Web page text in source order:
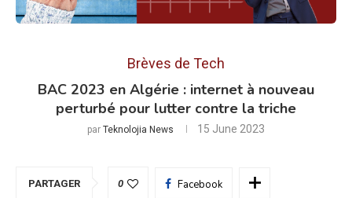
Brèves de Tech
BAC 2023 en Algérie : internet à nouveau
perturbé pour lutter contre la triche
par Teknolojia News 15 June 2023
PARTAGER 0 Facebook